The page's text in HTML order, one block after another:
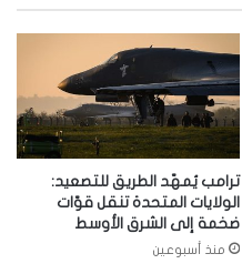
ترامب يُمهّد الطريق للتصعيد:
الولايات المتحدة تنقل قوّات
ضخمة إلى الشرق الأوسط
منذ أسبوعين